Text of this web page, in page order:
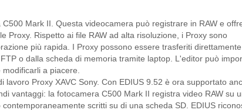
Mark II. Questa videocamera può registrare in RAW e
Proxy. Rispetto ai file RAW ad alta risoluzione, i Proxy sono
più rapida. I Proxy possono essere trasferiti
o dalla scheda di memoria tramite laptop. L'editor può
a piacere.
lavoro Proxy XAVC Sony. Con EDIUS 9.52 è ora supportato
vantaggi: la fotocamera C500 Mark II registra video RAW su
scritti su di una scheda SD. EDIUS